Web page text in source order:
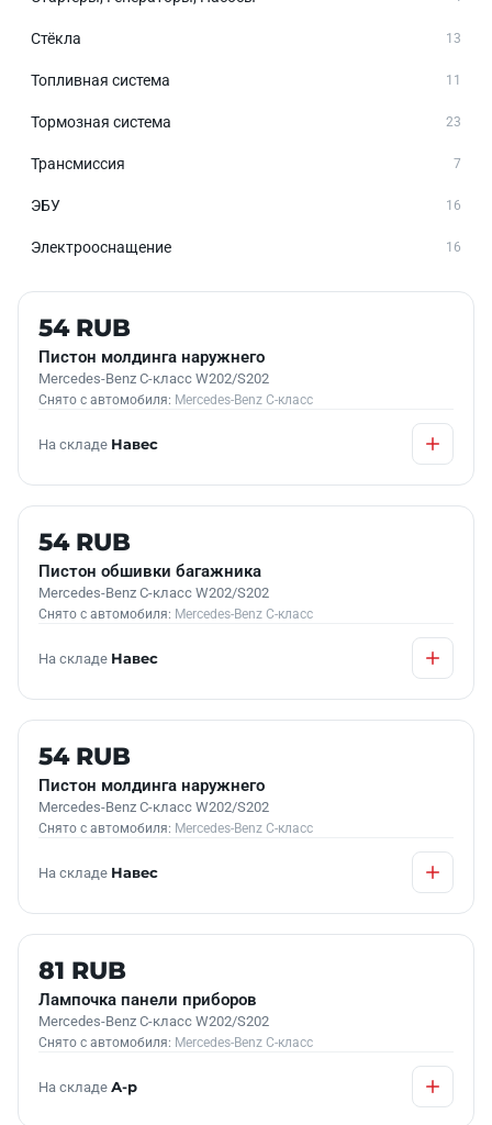
Стёкла 13
Топливная система 11
Тормозная система 23
Трансмиссия 7
ЭБУ 16
Электрооснащение 16
Б/У В НАЛИЧИИ
54 RUB
Пистон молдинга наружнего
Mercedes-Benz C-класс W202/S202
Снято с автомобиля: Mercedes-Benz C-класс
На складе Навес
Б/У В НАЛИЧИИ
54 RUB
Пистон обшивки багажника
Mercedes-Benz C-класс W202/S202
Снято с автомобиля: Mercedes-Benz C-класс
На складе Навес
Б/У В НАЛИЧИИ
54 RUB
Пистон молдинга наружнего
Mercedes-Benz C-класс W202/S202
Снято с автомобиля: Mercedes-Benz C-класс
На складе Навес
Б/У В НАЛИЧИИ
81 RUB
Лампочка панели приборов
Mercedes-Benz C-класс W202/S202
Снято с автомобиля: Mercedes-Benz C-класс
На складе А-р